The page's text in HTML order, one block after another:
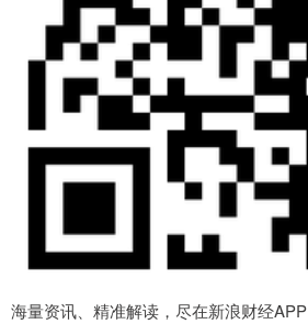
海量资讯、精准解读，尽在新浪财经APP